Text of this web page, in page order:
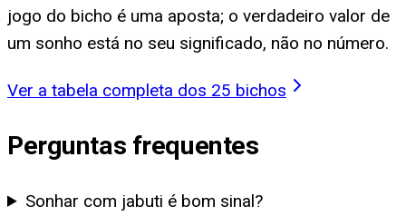
jogo do bicho é uma aposta; o verdadeiro valor de
um sonho está no seu significado, não no número.
Ver a tabela completa dos 25 bichos
Perguntas frequentes
Sonhar com jabuti é bom sinal?